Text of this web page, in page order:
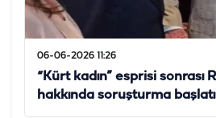
06-06-2026 11:26
“Kürt kadın” esprisi sonrası
hakkında soruşturma